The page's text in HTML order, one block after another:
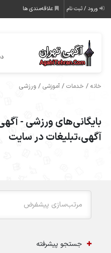
ورود / ثبت نام علاقه‌مندی ها
خانه / خدمات /آموزشی / ورزشی
بایگانی‌های ورزشی -
آگهی،تبلیغات در سایت
مرتب‌سازی پیشفرض
جستجو پیشرفته